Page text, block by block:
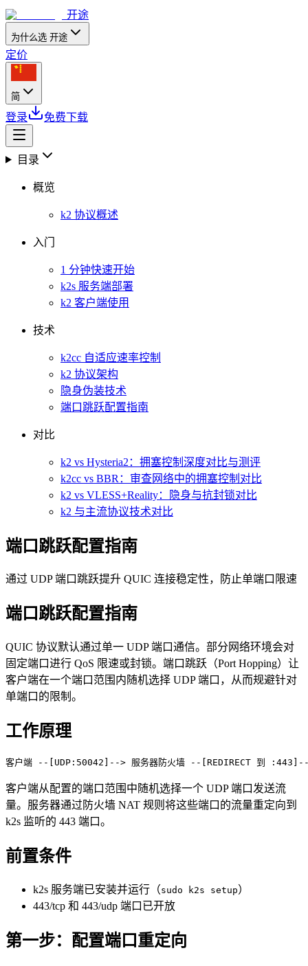
开途
为什么选 开途
定价
简
登录 免费下载
目录
概览
k2 协议概述
入门
1 分钟快速开始
k2s 服务端部署
k2 客户端使用
技术
k2cc 自适应速率控制
k2 协议架构
隐身伪装技术
端口跳跃配置指南
对比
k2 vs Hysteria2：拥塞控制深度对比与测评
k2cc vs BBR：审查网络中的拥塞控制对比
k2 vs VLESS+Reality：隐身与抗封锁对比
k2 与主流协议技术对比
端口跳跃配置指南
通过 UDP 端口跳跃提升 QUIC 连接稳定性，防止单端口限速
端口跳跃配置指南
QUIC 协议默认通过单一 UDP 端口通信。部分网络环境会对
固定端口进行 QoS 限速或封锁。端口跳跃（Port Hopping）让
客户端在一个端口范围内随机选择 UDP 端口，从而规避针对
单端口的限制。
工作原理
客户端从配置的端口范围中随机选择一个 UDP 端口发送流
量。服务器通过防火墙 NAT 规则将这些端口的流量重定向到
k2s 监听的 443 端口。
前置条件
k2s 服务端已安装并运行（sudo k2s setup）
443/tcp 和 443/udp 端口已开放
第一步：配置端口重定向